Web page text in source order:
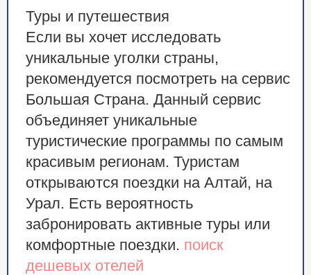
Туры и путешествия
Если вы хочет исследовать
уникальные уголки страны,
рекомендуется посмотреть на сервис
Большая Страна. Данный сервис
объединяет уникальные
туристические программы по самым
красивым регионам. Туристам
открываются поездки на Алтай, на
Урал. Есть вероятность
забронировать активные туры или
комфортные поездки. поиск
дешевых отелей